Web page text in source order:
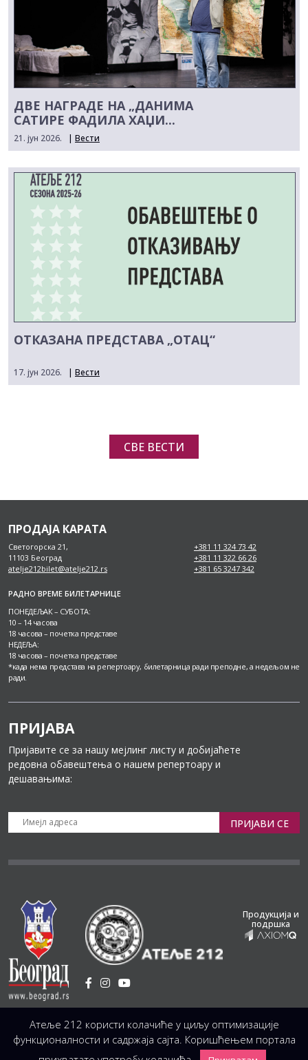
ДВЕ НАГРАДЕ НА „ДАНИМА
САТИРЕ ФАДИЛА ХАЏИ...
21. јун 2026. | Вести
ОТКАЗАНА ПРЕДСТАВА „ОТАЦ“
17. јун 2026. | Вести
СВЕ ВЕСТИ
ПРОДАЈА КАРАТА
Светогорска 21,
11103 Београд
atelje212bilet@atelje212.rs
+381 11 324 73 42
+381 11 322 66 26
+381 65 3247 342
РАДНО ВРЕМЕ БИЛЕТАРНИЦЕ
ПОНЕДЕЉАК – СУБОТА:
10 – 14 часова
18 часова – почетка представе
НЕДЕЉА:
18 часова – почетка представе
*када нема представа на репертоару, билетарница ради преподне, а недељом не
ради.
ПРИЈАВА
Пријавите се за нашу мејлинг листу и добијаћете
редовна обавештења о нашем репертоару и
дешавањима:
ПРИЈАВИ СЕ
Установа Културе / Светогорска 21, 11103 Београд, Србија
Централа (управа, организација, администрација, рачуноводство, техника)
+381 11 3246 146;
+381 11 3246 147 |office@atelje212.rs
Продукција и
подршка
Атеље 212 користи колачиће у циљу оптимизације
функционалности и садржаја сајта. Коришћењем портала